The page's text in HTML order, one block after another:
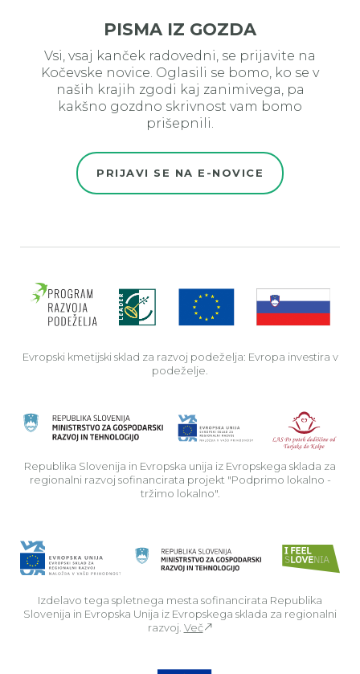
PISMA IZ GOZDA
Vsi, vsaj kanček radovedni, se prijavite na
Kočevske novice. Oglasili se bomo, ko se v
naših krajih zgodi kaj zanimivega, pa
kakšno gozdno skrivnost vam bomo
prišepnili.
PRIJAVI SE NA E-NOVICE
Evropski kmetijski sklad za razvoj podeželja: Evropa investira v
podeželje.
Republika Slovenija in Evropska unija iz Evropskega sklada za
regionalni razvoj sofinancirata projekt "Podprimo lokalno -
tržimo lokalno".
Izdelavo tega spletnega mesta sofinancirata Republika
Slovenija in Evropska Unija iz Evropskega sklada za regionalni
razvoj. Več